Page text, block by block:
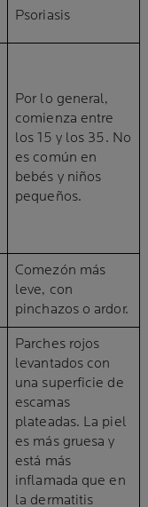
Psoriasis
Por lo general,
comienza entre
los 15 y los 35. No
es común en
bebés y niños
pequeños.
Comezón más
leve, con
pinchazos o ardor.
Parches rojos
levantados con
una superficie de
escamas
plateadas. La piel
es más gruesa y
está más
inflamada que en
la dermatitis